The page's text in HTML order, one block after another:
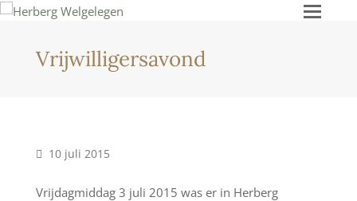
Vrijwilligersavond
10 juli 2015
Vrijdagmiddag 3 juli 2015 was er in Herberg